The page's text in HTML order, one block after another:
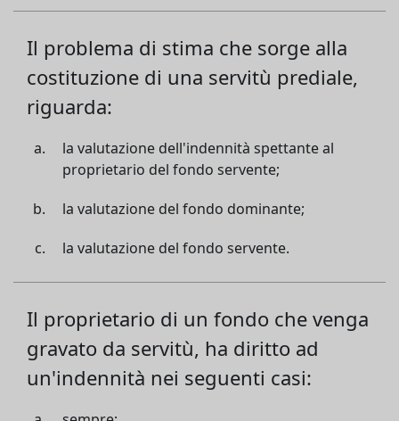
Il problema di stima che sorge alla
costituzione di una servitù prediale,
riguarda:
la valutazione dell'indennità spettante al
proprietario del fondo servente;
la valutazione del fondo dominante;
la valutazione del fondo servente.
Il proprietario di un fondo che venga
gravato da servitù, ha diritto ad
un'indennità nei seguenti casi: